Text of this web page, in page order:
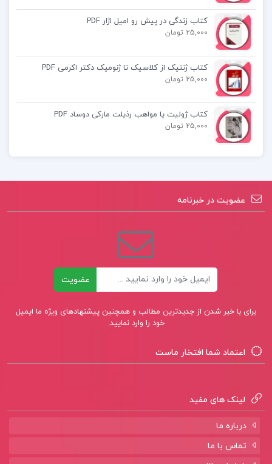
کتاب فارسی عمومی رضا اشرف زاده
کتاب احتمالات و آمار کاربردی در روانشناسی و
علوم تربیتی دکتر علی دلاور
کتاب زندگی در پیش رو امیل اژار PDF
25,000 تومان
کتاب ژنتیک از کلاسیک تا ژنومیک دکتر اکرمی PDF
25,000 تومان
کتاب ژولیت یا مواهب رذیلت مارکی دوساد PDF
25,000 تومان
عضویت در خبرنامه
عضویت
برای با خبر شدن از جدیدترین مطالب و همچنین پیشنهادهای ویژه ما ایمیل
خود را وارد نمایید.
اعتماد شما افتخار ماست
لینک های مفید
درباره ما
تماس با ما